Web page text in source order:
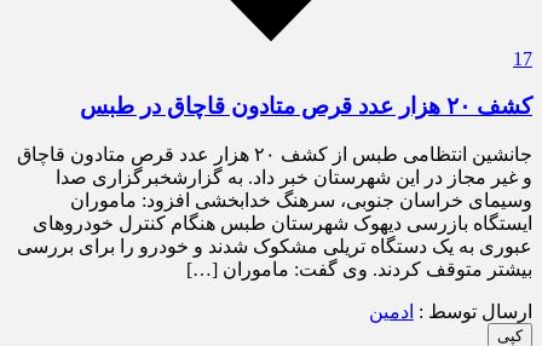
17
کشف ۲۰ هزار عدد قرص متادون قاچاق در طبس
جانشین انتظامی طبس از کشف ۲۰ هزار عدد قرص متادون قاچاق
و غیر مجاز در این شهرستان خبر داد. به گزارشخبرگزاری صدا
وسیمای خراسان جنوبی، سرهنگ خدابخشی افزود: ماموران
ایستگاه بازرسی دیهوک شهرستان طبس هنگام کنترل خودرو‌های
عبوری به یک دستگاه تریلی مشکوک شدند و خودرو را برای بررسی
بیشتر متوقف کردند. وی گفت: ماموران […]
ارسال توسط : ادمین
کپی